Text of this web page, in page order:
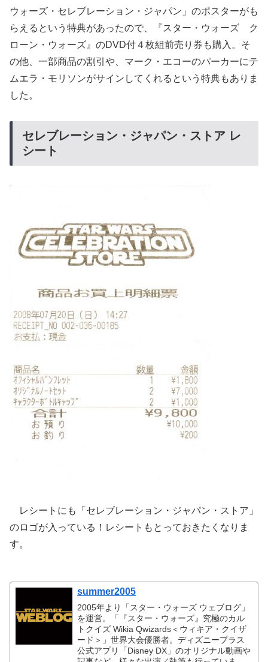
ウォーズ・セレブレーション・ジャパン」のポスターがも
らえるという特典があったので、『スター・ウォーズ ク
ローン・ウォーズ』のDVD付４枚組前売り券も購入。そ
の他、一部商品の割引や、マーク・エコーのパーカーにテ
ムエラ・モリソンがサインしてくれるという特典もありま
した。
セレブレーション・ジャパン・ストア レ
シート
レシートにも「セレブレーション・ジャパン・ストア」
のロゴが入っている！レシートもとっておきたくなりま
す。
summer2005
2005年より「スター・ウォーズ ウェブログ」
を運営。「『スター・ウォーズ』究極のカル
トクイズ Wikia Qwizards＜ウィキア・クイザ
ード＞」世界大会優勝者。ディズニープラス
公式アプリ「Disney DX」のオリジナル動画や